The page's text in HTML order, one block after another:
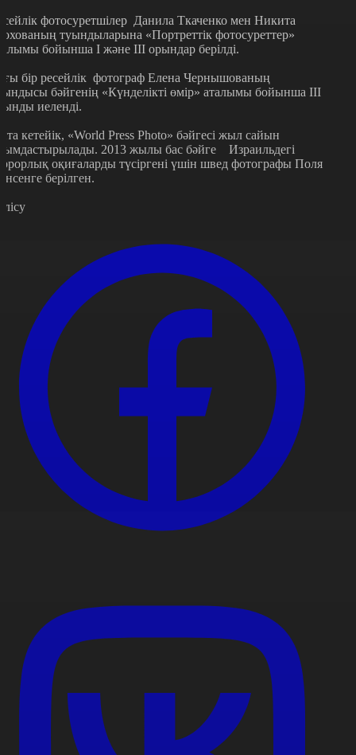
фотосуретшілер Данила Ткаченко мен Никита
туындыларына «Портреттік фотосуреттер»
бойынша І және ІІІ орындар берілді.
бір ресейлік фотограф Елена Чернышованың
бәйгенің «Күнделікті өмір» аталымы бойынша ІІІ
иеленді.
кетейік, «World Press Photo» бәйгесі жыл сайын
2013 жылы бас бәйге Израильдегі
оқиғаларды түсіргені үшін швед фотографы Поля
берілген.